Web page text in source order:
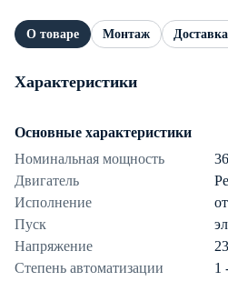
О товаре Монтаж
Характеристики
Основные характеристики
Номинальная мощность
Двигатель
Исполнение
Пуск
Напряжение
Степень автоматизации
1